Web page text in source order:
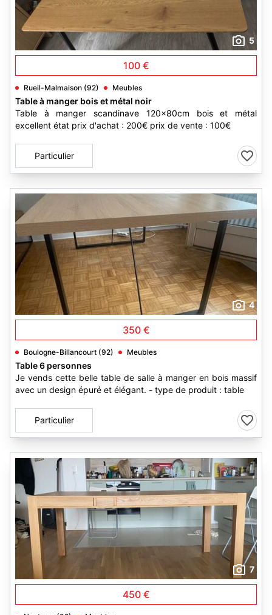
5
100 €
Rueil-Malmaison (92) Meubles
Table à manger bois et métal noir
Table à manger scandinave 120x80cm bois et métal
excellent état prix d'achat : 200€ prix de vente : 100€
Particulier
4
350 €
Boulogne-Billancourt (92) Meubles
Table 6 personnes
Je vends cette belle table de salle à manger en bois massif
avec un design épuré et élégant. - type de produit : table
Particulier
7
450 €